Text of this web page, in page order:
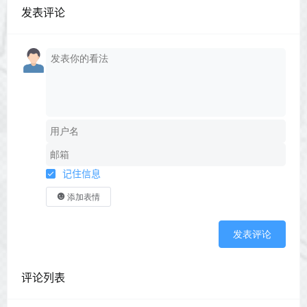
发表评论
记住信息
添加表情
发表评论
评论列表